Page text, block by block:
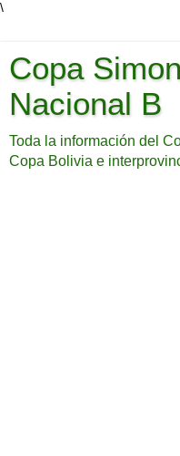
\
Copa
Nacional B
Toda la información del
Copa Bolivia e